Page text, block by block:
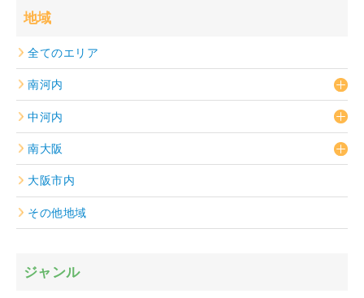
地域
全てのエリア
南河内
中河内
南大阪
大阪市内
その他地域
ジャンル